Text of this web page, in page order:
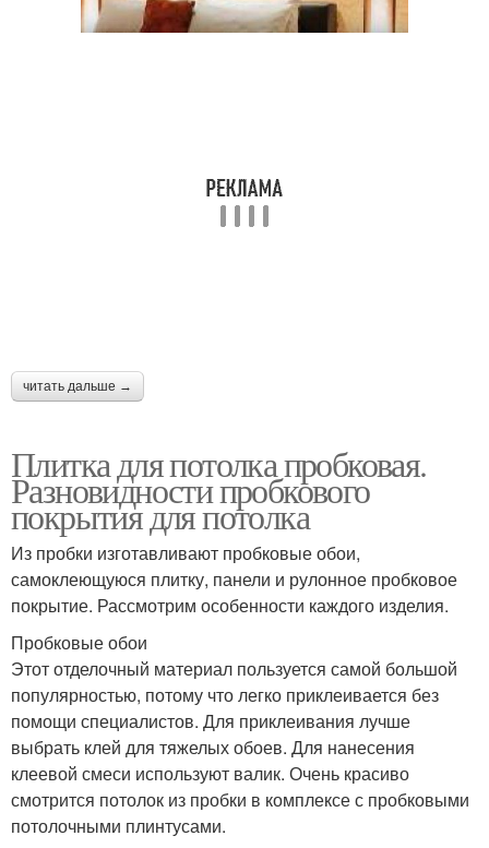
читать дальше →
Плитка для потолка пробковая.
Разновидности пробкового
покрытия для потолка
Из пробки изготавливают пробковые обои,
самоклеющуюся плитку, панели и рулонное пробковое
покрытие. Рассмотрим особенности каждого изделия.
Пробковые обои
Этот отделочный материал пользуется самой большой
популярностью, потому что легко приклеивается без
помощи специалистов. Для приклеивания лучше
выбрать клей для тяжелых обоев. Для нанесения
клеевой смеси используют валик. Очень красиво
смотрится потолок из пробки в комплексе с пробковыми
потолочными плинтусами.